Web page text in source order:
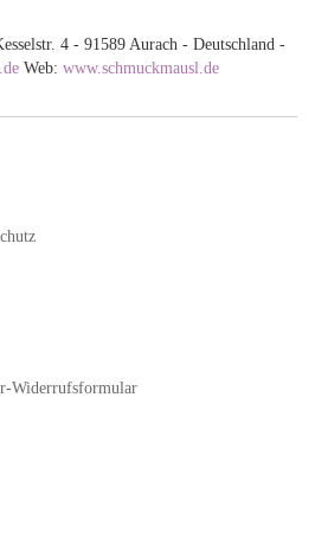
4 - 91589 Aurach - Deutschland -
Web: www.schmuckmausl.de
Widerrufsformular